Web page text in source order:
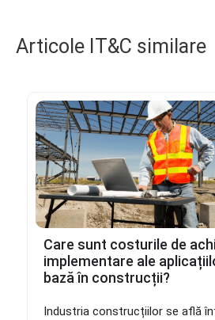
Articole IT&C similare
Care sunt costurile de
implementare ale
bază în construcții?
Industria construcțiilor se află